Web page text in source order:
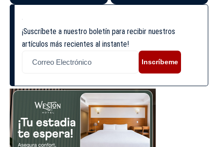
¡Suscríbete a nuestro boletín para recibir nuestros
artículos más recientes al instante!
Inscríbeme